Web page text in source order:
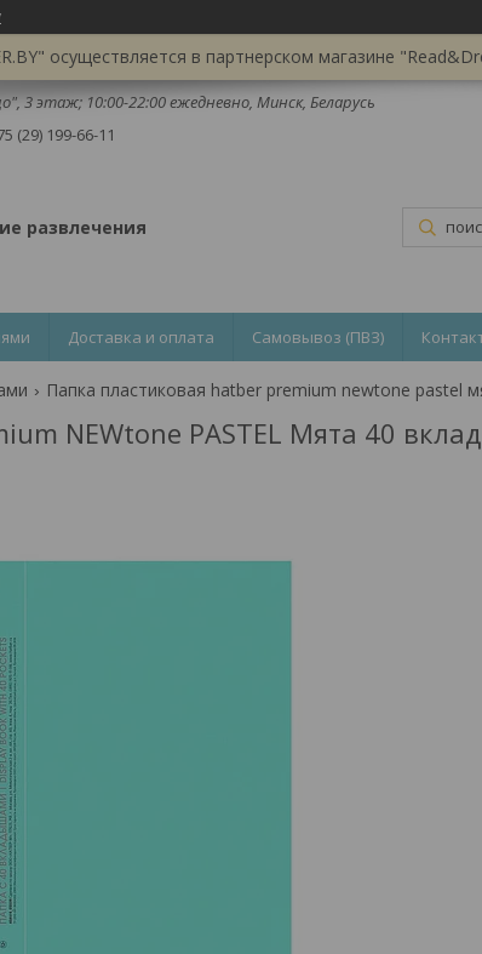
осуществляется в партнерском магазине
3 этаж; 10:00-22:00 ежедневно, Минск, Беларусь
(29) 199-66-11
развлечения
Доставка и оплата Самовывоз (ПВЗ)
NEWtone PASTEL Мята 40